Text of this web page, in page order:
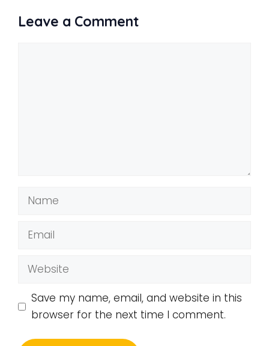
Leave a Comment
Name
Email
Website
Save my name, email, and website in this
browser for the next time I comment.